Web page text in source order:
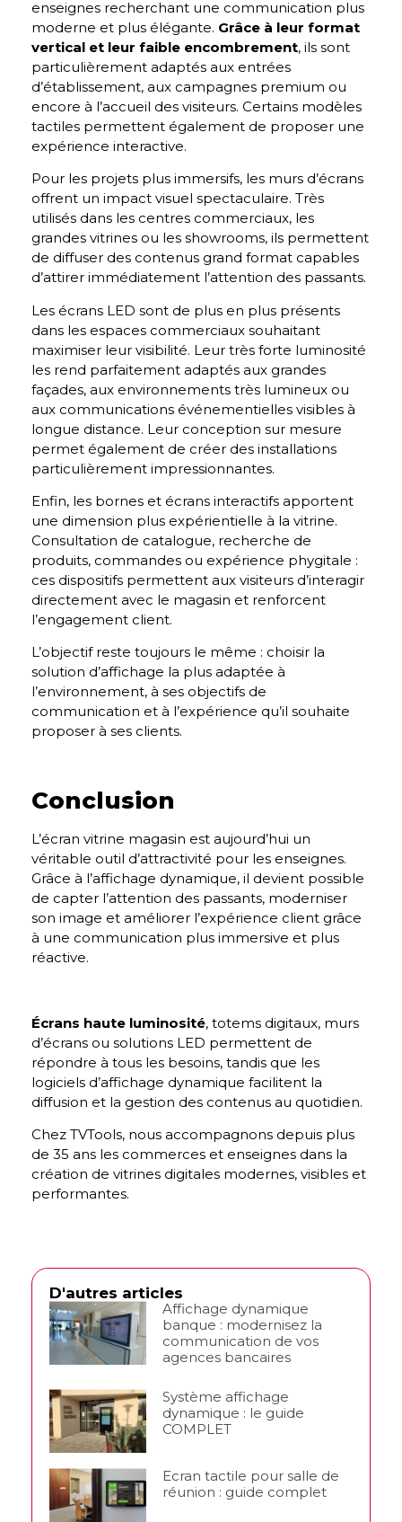
enseignes recherchant une communication plus
moderne et plus élégante. Grâce à leur format
vertical et leur faible encombrement, ils sont
particulièrement adaptés aux entrées
d’établissement, aux campagnes premium ou
encore à l’accueil des visiteurs. Certains modèles
tactiles permettent également de proposer une
expérience interactive.
Pour les projets plus immersifs, les murs d’écrans
offrent un impact visuel spectaculaire. Très
utilisés dans les centres commerciaux, les
grandes vitrines ou les showrooms, ils permettent
de diffuser des contenus grand format capables
d’attirer immédiatement l’attention des passants.
Les écrans LED sont de plus en plus présents
dans les espaces commerciaux souhaitant
maximiser leur visibilité. Leur très forte luminosité
les rend parfaitement adaptés aux grandes
façades, aux environnements très lumineux ou
aux communications événementielles visibles à
longue distance. Leur conception sur mesure
permet également de créer des installations
particulièrement impressionnantes.
Enfin, les bornes et écrans interactifs apportent
une dimension plus expérientielle à la vitrine.
Consultation de catalogue, recherche de
produits, commandes ou expérience phygitale :
ces dispositifs permettent aux visiteurs d’interagir
directement avec le magasin et renforcent
l’engagement client.
L’objectif reste toujours le même : choisir la
solution d’affichage la plus adaptée à
l’environnement, à ses objectifs de
communication et à l’expérience qu’il souhaite
proposer à ses clients.
Conclusion
L’écran vitrine magasin est aujourd’hui un
véritable outil d’attractivité pour les enseignes.
Grâce à l’affichage dynamique, il devient possible
de capter l’attention des passants, moderniser
son image et améliorer l’expérience client grâce
à une communication plus immersive et plus
réactive.
Écrans haute luminosité, totems digitaux, murs
d’écrans ou solutions LED permettent de
répondre à tous les besoins, tandis que les
logiciels d’affichage dynamique facilitent la
diffusion et la gestion des contenus au quotidien.
Chez TVTools, nous accompagnons depuis plus
de 35 ans les commerces et enseignes dans la
création de vitrines digitales modernes, visibles et
performantes.
D'autres articles
Affichage dynamique
banque : modernisez la
communication de vos
agences bancaires
Système affichage
dynamique : le guide
COMPLET
Ecran tactile pour salle de
réunion : guide complet